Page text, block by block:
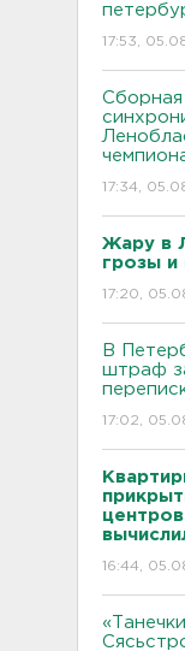
17:53,
17:34,
Жару в
грозы и
17:20,
В
штраф
17:02,
16:44,